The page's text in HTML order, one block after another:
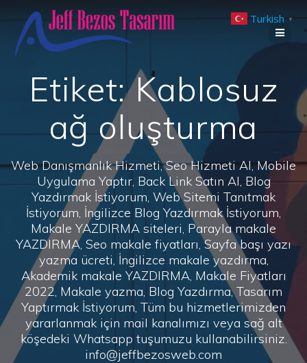
to
Etiket:Kablosuz
ağ oluşturma
Web Danışmanlık Hizmeti, Seo Hizmeti Al, Mobile
Uygulama Yaptır, Back Link Satın Al, Blog
Yazdırmak İstiyorum, Web Sitemi Tanıtmak
İstiyorum, İngilizce Blog Yazdırmak İstiyorum,
Makale YAZDIRMA siteleri, Parayla makale
YAZDIRMA, Seo makale fiyatları, Sayfa başı yazı
yazma ücreti, İngilizce makale yazdırma,
Akademik makale YAZDIRMA, Makale Fiyatları
2022, Makale yazma, Blog Yazdırma, Tasarım
Yaptırmak İstiyorum, Tüm bu hizmetlerimizden
yararlanmak için mail kanalımızı veya sağ alt
köşedeki Whatsapp tuşumuzu kullanabilirsiniz.
info@jeffbezosweb.com
Turkish ▼